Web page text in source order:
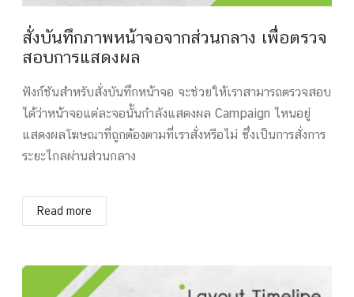
สั่งบันทึกภาพหน้าจอจากส่วนกลาง เพื่อตรวจ
สอบการแสดงผล
ฟังก์ชันสำหรับสั่งบันทึกหน้าจอ จะช่วยให้เราสามารถตรวจสอบ
ได้ว่าหน้าจอแต่ละจอนั้นกำลังแสดงผล Campaign ไหนอยู่
แสดงผลโฆษณาที่ถูกต้องตามที่เราสั่งหรือไม่ ซึ่งเป็นการสั่งการ
ระยะไกลผ่านส่วนกลาง
Read more